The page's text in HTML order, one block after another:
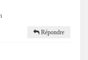
Répondre